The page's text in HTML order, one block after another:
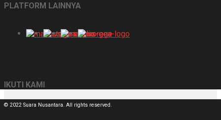
PLATFORM LAINNYA
IKUTI KAMI
© 2022 Suara Nusantara. All rights reserved.